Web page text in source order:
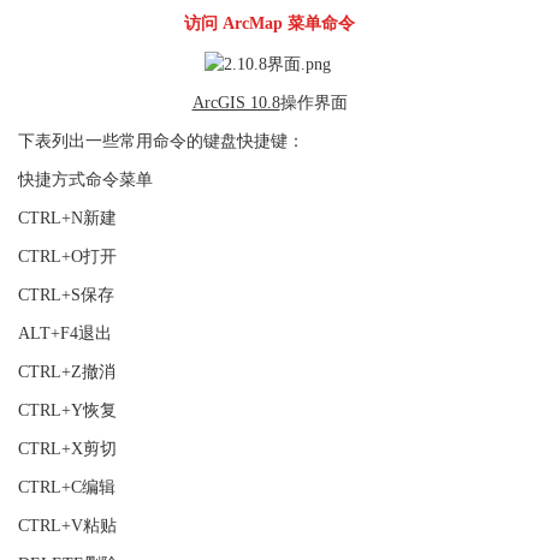
访问 ArcMap 菜单命令
ArcGIS 10.8操作界面
下表列出一些常用命令的键盘快捷键：
快捷方式命令菜单
CTRL+N新建
CTRL+O打开
CTRL+S保存
ALT+F4退出
CTRL+Z撤消
CTRL+Y恢复
CTRL+X剪切
CTRL+C编辑
CTRL+V粘贴